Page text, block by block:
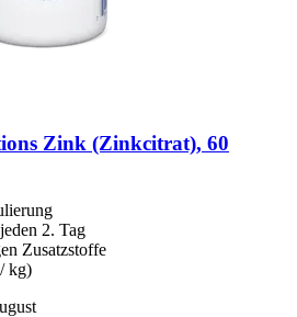
Zink (Zinkcitrat), 60
2. Tag
Zusatzstoffe
kg)